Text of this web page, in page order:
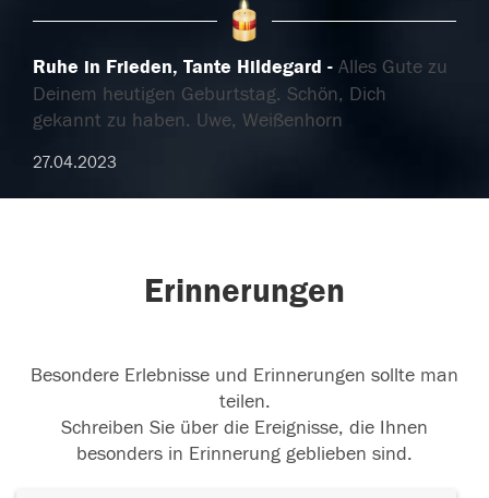
Ruhe in Frieden, Tante Hildegard
Alles Gute zu
Deinem heutigen Geburtstag. Schön, Dich
gekannt zu haben. Uwe, Weißenhorn
27.04.2023
Erinnerungen
Besondere Erlebnisse und Erinnerungen sollte man
teilen.
Schreiben Sie über die Ereignisse, die Ihnen
besonders in Erinnerung geblieben sind.